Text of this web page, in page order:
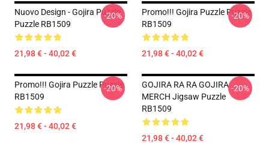
Nuovo Design - Gojira Puzzle
Puzzle RB1509
21,98 € - 40,02 €
-20%
Promo!!! Gojira Puzzle Puzzle
RB1509
21,98 € - 40,02 €
-20%
Promo!!! Gojira Puzzle Puzzle
RB1509
21,98 € - 40,02 €
-20%
GOJIRA RA RA GOJIRA
MERCH Jigsaw Puzzle
RB1509
21,98 € - 40,02 €
-20%